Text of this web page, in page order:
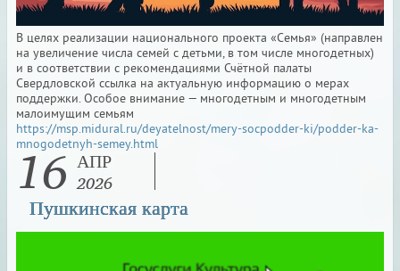
В целях реализации национального проекта «Семья» (направлен
на увеличение числа семей с детьми, в том числе многодетных)
и в соответствии с рекомендациями Счётной палаты
Свердловской ссылка на актуальную информацию о мерах
поддержки. Особое внимание — многодетным и многодетным
малоимущим семьям
https://msp.midural.ru/deyatelnost/mery-socpodder-ki/podder-ka-
mnogodetnyh-semey.html
16 АПР
2026
Пушкинская карта